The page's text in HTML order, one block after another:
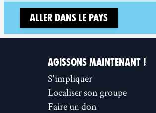
Aller dans le pays
AGISSONS MAINTENANT !
S'impliquer
Localiser son groupe
Faire un don